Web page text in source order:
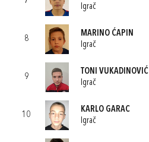
Igrač
8
MARINO ĆAPIN
Igrač
9
TONI VUKADINOVIĆ
Igrač
10
KARLO GARAC
Igrač